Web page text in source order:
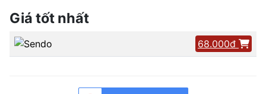
Giá tốt nhất
68.000đ